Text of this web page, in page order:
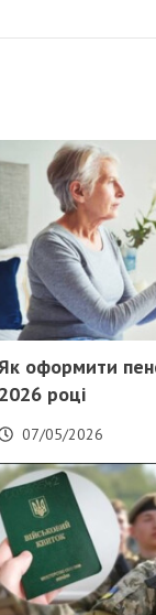
оформити
2026 році
07/05/2026